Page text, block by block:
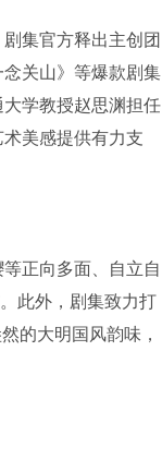
集官方释出主创团
关山》等爆款剧集
学教授赵思渊担任
美感提供有力支
正向多面、自立自
此外，剧集致力打
的大明国风韵味，